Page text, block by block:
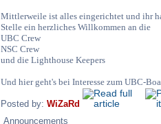
02.01.2026, 09:49
neue jahr. bleibt
Wicked
ich wünsche
feiertage mit
Wicked
Mittlerweile ist alles eingerichtet und ihr
Stelle ein herzliches Willkommen an die
UBC Crew
NSC Crew
und die Lighthouse Keepers
Und hier geht's bei Interesse zum UBC-
Posted by: WiZaRd
Announcements